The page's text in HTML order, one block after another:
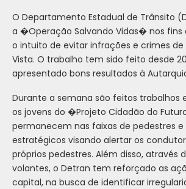
O Departamento Estadual de Trânsito
a �Operação Salvando Vidas� nos
o intuito de evitar infrações e crimes
Vista. O trabalho tem sido feito desde
apresentado bons resultados à
Durante a semana são feitos trabalhos
os jovens do �Projeto Cidadão do
permanecem nas faixas de pedestres e
estratégicos visando alertar os
próprios pedestres. Além disso, através
volantes, o Detran tem reforçado as
capital, na busca de identificar